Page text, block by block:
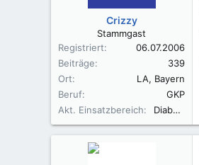
Crizzy
Stammgast
Registriert
06.07.2006
Beiträge
339
Ort
LA, Bayern
Beruf
GKP
Akt. Einsatzbereich
Diabetologie, GastroEnterologie, Geriatrische Komplextherapie